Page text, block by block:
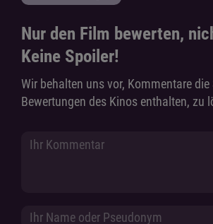
Nur den Film bewerten,
Keine Spoiler!
Wir behalten uns vor, Kommentare die
Bewertungen des Kinos enthalten, zu